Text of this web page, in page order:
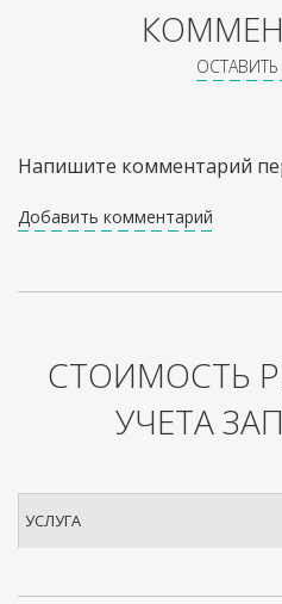
Напишите комментарий
Добавить комментарий
СТОИМОСТЬ
УЧЕТА
УСЛУГА